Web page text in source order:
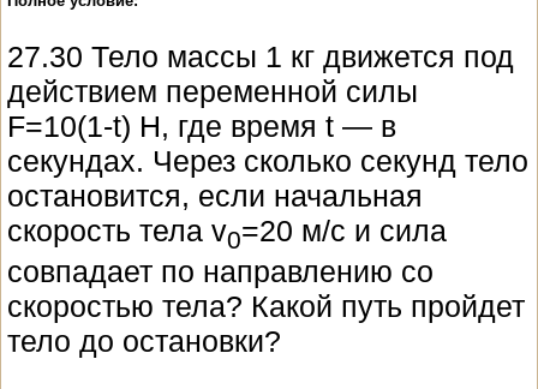
27.30 Тело массы 1 кг движется под
действием переменной силы
F=10(1-t) Н, где время t — в
секундах. Через сколько секунд тело
остановится, если начальная
скорость тела v0=20 м/с и сила
совпадает по направлению со
скоростью тела? Какой путь пройдет
тело до остановки?